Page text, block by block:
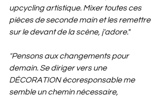
upcycling artistique. Mixer toutes ces
pièces de seconde main et les remettre
sur le devant de la scène, j'adore."
"Pensons aux changements pour
demain. Se diriger vers une
DÉCORATION écoresponsable me
semble un chemin nécessaire,